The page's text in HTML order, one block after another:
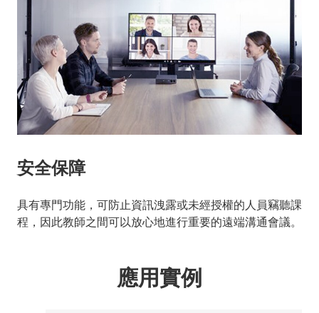
安全保障
具有專門功能，可防止資訊洩露或未經授權的人員竊聽課
程，因此教師之間可以放心地進行重要的遠端溝通會議。
應用實例